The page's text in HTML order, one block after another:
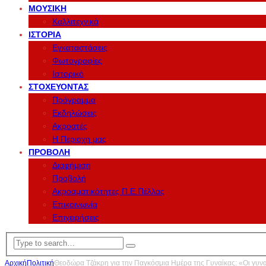
ΜΟΥΣΙΚΉ
Καλλιτεχνικά
ΙΣΤΟΡΊΑ
Εγκαταστάσεις
Φωτογραφίες
Ιστορικό
ΣΤΟΧΕΎΟΝΤΑΣ
Πρόγραμμα
Εκδηλώσεις
Ακροατές
Η Περιοχη μας
ΠΡΟΒΟΛΉ
Διαφήμιση
Προβολή
Ακροαματικότητες Π.Ε.Πέλλας
Επικοινωνία
Επιχειρήσεις
ΑρχικήΠολιτικήΘεοδώρα Τζάκρη για την Παγκόσμια Ημέρα της Γυναίκας: «Οι